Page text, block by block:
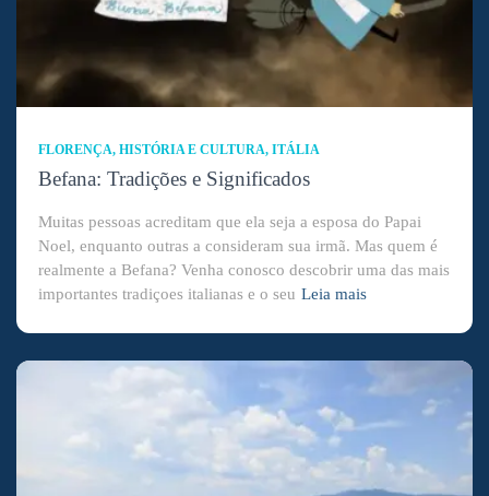
FLORENÇA HISTÓRIA E CULTURA ITÁLIA
Befana: Tradições e Significados
Muitas pessoas acreditam que ela seja a esposa do Papai
Noel, enquanto outras a consideram sua irmã. Mas quem é
realmente a Befana? Venha conosco descobrir uma das mais
importantes tradiçoes italianas e o seu Leia mais